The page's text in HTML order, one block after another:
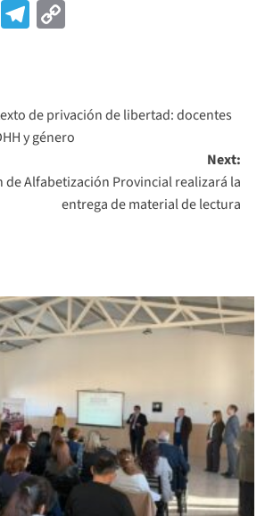
Telegram
Copy
de privación de libertad: docentes
y género
Next:
de Alfabetización Provincial realizará la
entrega de material de lectura